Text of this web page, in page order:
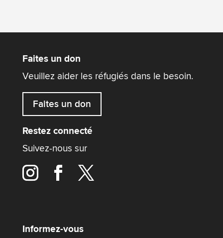
Faites un don
Veuillez aider les réfugiés dans le besoin.
Faites un don
Restez connecté
Suivez-nous sur
Informez-vous